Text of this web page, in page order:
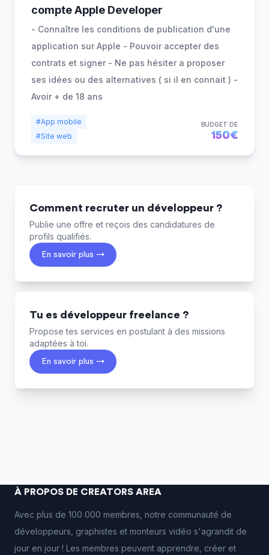
compte Apple Developer
- Connaître les conditions de publication d'une
application sur Apple - Pouvoir accepter des
contrats et signer - Ne pas hésiter a proposer
ses idées ou des alternatives ( si il en connait ) -
Avoir + de 18 ans
#App mobile
#Site web
BUDGET DE
150€
Comment recruter un développeur ?
Publie une offre et reçois des candidatures de
profils qualifiés.
En savoir plus →
Tu es développeur freelance ?
Propose tes services en postulant à des missions
adaptées à toi.
En savoir plus →
À PROPOS DE CREATORS AREA
Avec plus de 100 000 membres, notre communauté de
développeurs, graphistes et monteurs vidéo s'agrandit de
jour en jour ! Les membres peuvent apprendre, créer et